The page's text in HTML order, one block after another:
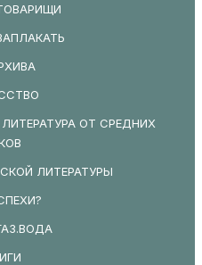
ОТ СРЕДНИХ
ЛИТЕРАТУРЫ